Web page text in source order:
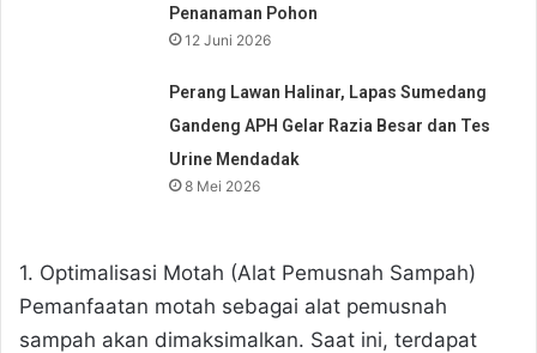
Penanaman Pohon
12 Juni 2026
Perang Lawan Halinar, Lapas Sumedang
Gandeng APH Gelar Razia Besar dan Tes
Urine Mendadak
8 Mei 2026
1. Optimalisasi Motah (Alat Pemusnah Sampah)
Pemanfaatan motah sebagai alat pemusnah
sampah akan dimaksimalkan. Saat ini, terdapat